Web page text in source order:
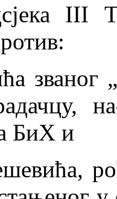
III
званог
БиХ и